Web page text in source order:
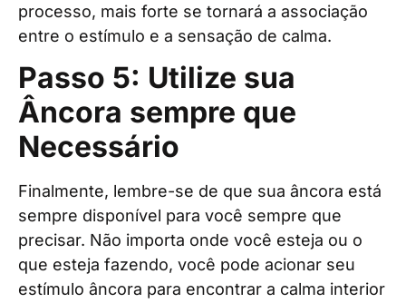
processo, mais forte se tornará a associação
entre o estímulo e a sensação de calma.
Passo 5: Utilize sua
Âncora sempre que
Necessário
Finalmente, lembre-se de que sua âncora está
sempre disponível para você sempre que
precisar. Não importa onde você esteja ou o
que esteja fazendo, você pode acionar seu
estímulo âncora para encontrar a calma interior